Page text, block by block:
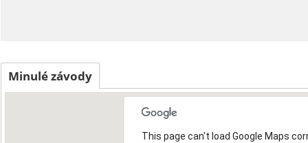
Minulé závody
This page can't load Google Maps